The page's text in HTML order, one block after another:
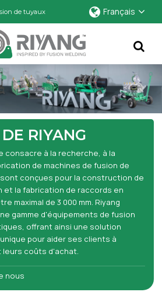
de tuyaux Français
RIYANG
consacre à la recherche, à la
de machines de fusion de
conçues pour la construction de
et la fabrication de raccords en
maximal de 3 000 mm. Riyang
gamme d'équipements de fusion
offrant ainsi une solution
pour aider ses clients à
leurs coûts d'achat.
nous